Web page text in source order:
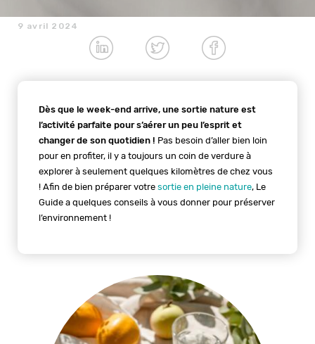
9 avril 2024
Dès que le week-end arrive, une sortie nature est
l’activité parfaite pour s’aérer un peu l’esprit et
changer de son quotidien ! Pas besoin d’aller bien loin
pour en profiter, il y a toujours un coin de verdure à
explorer à seulement quelques kilomètres de chez vous
! Afin de bien préparer votre sortie en pleine nature, Le
Guide a quelques conseils à vous donner pour préserver
l’environnement !